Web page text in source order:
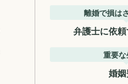
離婚で損は
弁護士に依
重要
婚